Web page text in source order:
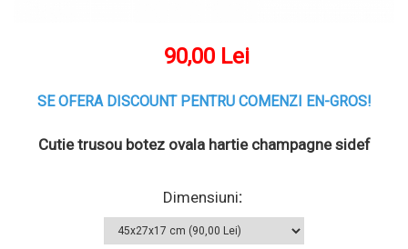
90,00 Lei
SE OFERA DISCOUNT PENTRU COMENZI EN-GROS!
Cutie trusou botez ovala hartie champagne sidef
Dimensiuni: